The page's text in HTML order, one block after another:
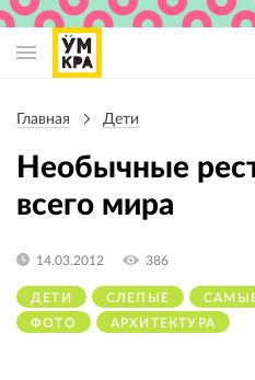
навигации
Главная Дети
Необычные
всего мира
ДЕТИ СЛЕПЫЕ
ФОТО
АРХИТЕКТУРА
14.03.2012 386